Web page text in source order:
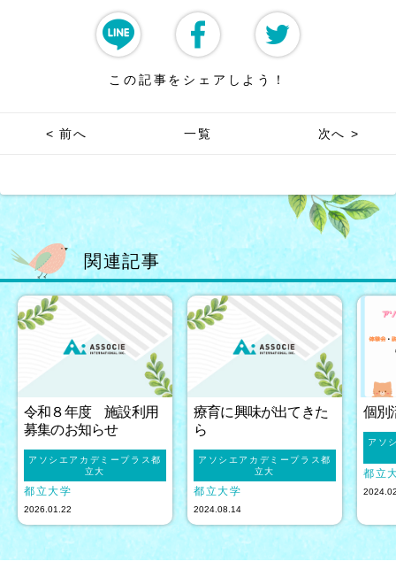
この記事をシェアしよう！
< 前へ 一覧 次へ >
関連記事
令和８年度 施設利用
募集のお知らせ
アソシエアカデミープラス都
立大
都立大学
2026.01.22
療育に興味が出てきた
ら
アソシエアカデミープラス都
立大
都立大学
2024.08.14
個別
アソ
都立